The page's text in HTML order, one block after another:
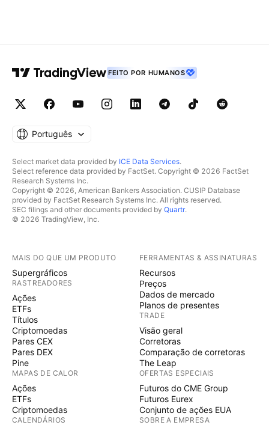
FEITO POR HUMANOS
Português
Select market data provided by ICE Data Services.
Select reference data provided by FactSet. Copyright © 2026 FactSet
Research Systems Inc.
Copyright © 2026, American Bankers Association. CUSIP Database
provided by FactSet Research Systems Inc. All rights reserved.
SEC filings and other documents provided by Quartr.
© 2026 TradingView, Inc.
MAIS DO QUE UM PRODUTO
Supergráficos
RASTREADORES
Ações
ETFs
Títulos
Criptomoedas
Pares CEX
Pares DEX
Pine
MAPAS DE CALOR
Ações
ETFs
Criptomoedas
CALENDÁRIOS
FERRAMENTAS & ASSINATURAS
Recursos
Preços
Dados de mercado
Planos de presentes
TRADE
Visão geral
Corretoras
Comparação de corretoras
The Leap
OFERTAS ESPECIAIS
Futuros do CME Group
Futuros Eurex
Conjunto de ações EUA
SOBRE A EMPRESA